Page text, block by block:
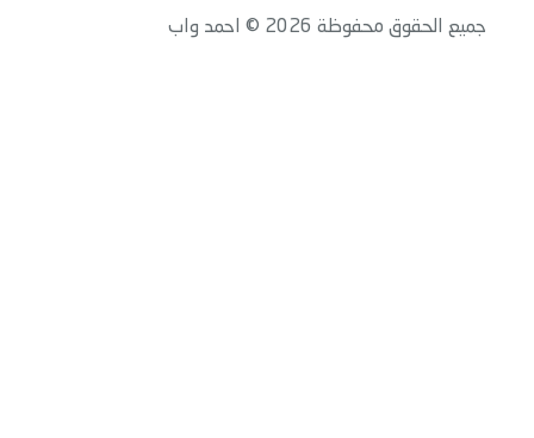
جميع الحقوق محفوظة 2026 © احمد واب